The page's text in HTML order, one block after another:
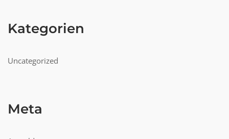
Kategorien
Uncategorized
Meta